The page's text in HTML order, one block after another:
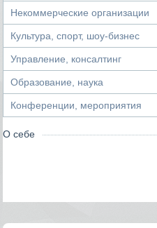
Некоммерческие организации
Культура, спорт, шоу-бизнес
Управление, консалтинг
Образование, наука
Конференции, мероприятия
О себе